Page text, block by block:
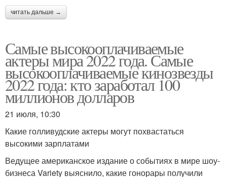
читать дальше →
Самые высокооплачиваемые
актеры мира 2022 года. Самые
высокооплачиваемые кинозвезды
2022 года: кто заработал 100
миллионов долларов
21 июля, 10:30
Какие голливудские актеры могут похвастаться
высокими зарплатами
Ведущее американское издание о событиях в мире шоу-
бизнеса Variety выяснило, какие гонорары получили